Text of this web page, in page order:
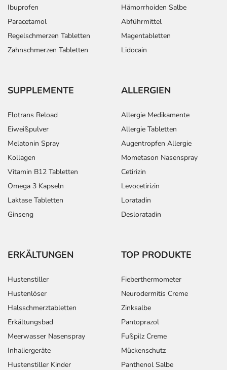
Ibuprofen
Paracetamol
Regelschmerzen Tabletten
Zahnschmerzen Tabletten
Hämorrhoiden Salbe
Abführmittel
Magentabletten
Lidocain
SUPPLEMENTE
Elotrans Reload
Eiweißpulver
Melatonin Spray
Kollagen
Vitamin B12 Tabletten
Omega 3 Kapseln
Laktase Tabletten
Ginseng
ALLERGIEN
Allergie Medikamente
Allergie Tabletten
Augentropfen Allergie
Mometason Nasenspray
Cetirizin
Levocetirizin
Loratadin
Desloratadin
ERKÄLTUNGEN
Hustenstiller
Hustenlöser
Halsschmerztabletten
Erkältungsbad
Meerwasser Nasenspray
Inhaliergeräte
Hustenstiller Kinder
TOP PRODUKTE
Fieberthermometer
Neurodermitis Creme
Zinksalbe
Pantoprazol
Fußpilz Creme
Mückenschutz
Panthenol Salbe